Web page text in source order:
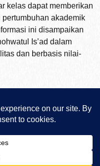
kelas dapat memberikan
akademik
ini disampaikan
Is’ad dalam
dan berbasis nilai-
Next post